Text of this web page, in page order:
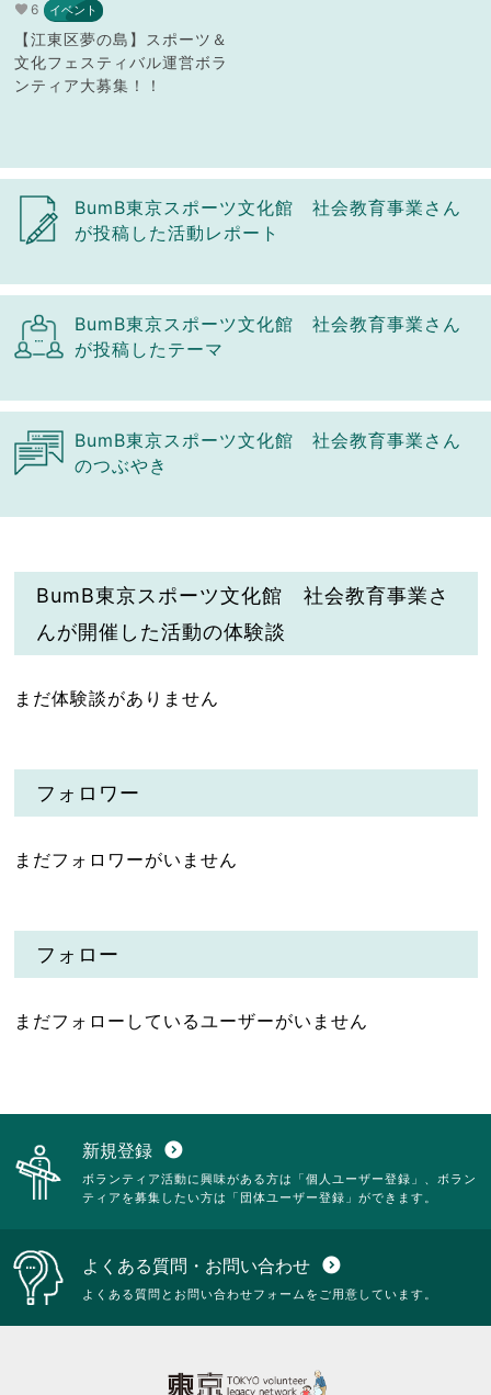
6 イベント
【江東区夢の島】スポーツ＆
文化フェスティバル運営ボラ
ンティア大募集！！
BumB東京スポーツ文化館 社会教育事業さん
が投稿した活動レポート
BumB東京スポーツ文化館 社会教育事業さん
が投稿したテーマ
BumB東京スポーツ文化館 社会教育事業さん
のつぶやき
BumB東京スポーツ文化館 社会教育事業さ
んが開催した活動の体験談
まだ体験談がありません
フォロワー
まだフォロワーがいません
フォロー
まだフォローしているユーザーがいません
新規登録 expand_circle_down
ボランティア活動に興味がある方は「個人ユーザー登録」、ボラン
ティアを募集したい方は「団体ユーザー登録」ができます。
よくある質問・お問い合わせ expand_circle_down
よくある質問とお問い合わせフォームをご用意しています。